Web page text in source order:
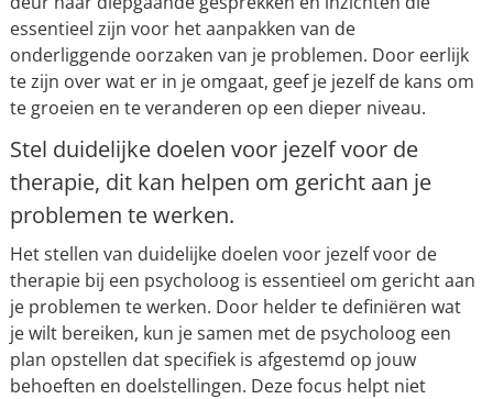
essentieel zijn voor het aanpakken van de
onderliggende oorzaken van je problemen. Door eerlijk
te zijn over wat er in je omgaat, geef je jezelf de kans om
te groeien en te veranderen op een dieper niveau.
Stel duidelijke doelen voor jezelf voor de
therapie, dit kan helpen om gericht aan je
problemen te werken.
Het stellen van duidelijke doelen voor jezelf voor de
therapie bij een psycholoog is essentieel om gericht aan
je problemen te werken. Door helder te definiëren wat
je wilt bereiken, kun je samen met de psycholoog een
plan opstellen dat specifiek is afgestemd op jouw
behoeften en doelstellingen. Deze focus helpt niet